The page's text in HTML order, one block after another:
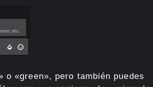
«green», pero también puedes